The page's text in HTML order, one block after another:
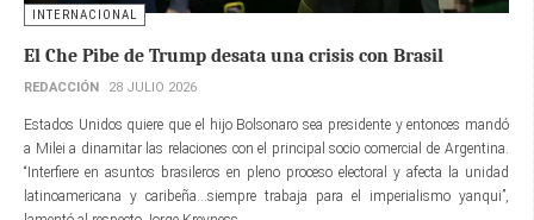
INTERNACIONAL
El Che Pibe de Trump desata una crisis con Brasil
REDACCIÓN 28 JULIO 2026
Estados Unidos quiere que el hijo Bolsonaro sea presidente y entonces mandó
a Milei a dinamitar las relaciones con el principal socio comercial de Argentina.
“Interfiere en asuntos brasileros en pleno proceso electoral y afecta la unidad
latinoamericana y caribeña...siempre trabaja para el imperialismo yanqui”,